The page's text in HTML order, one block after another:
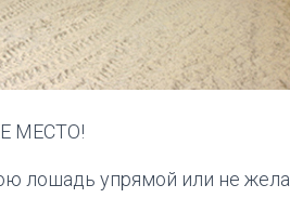
МЕСТО!
лошадь упрямой или не